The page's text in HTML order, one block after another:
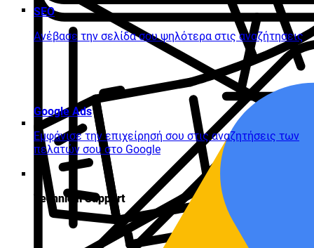
SEO
Ανέβασε την σελίδα σου ψηλότερα στις αναζήτησεις
Google Ads
Εμφάνισε την επιχείρησή σου στις αναζητήσεις των
πελατών σου στο Google
Technical Support